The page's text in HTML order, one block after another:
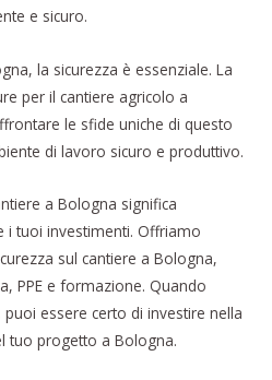
e sicuro.
la sicurezza è essenziale. La
per il cantiere agricolo a
le sfide uniche di questo
di lavoro sicuro e produttivo.
a Bologna significa
i tuoi investimenti. Offriamo
sul cantiere a Bologna,
PPE e formazione. Quando
essere certo di investire nella
tuo progetto a Bologna.